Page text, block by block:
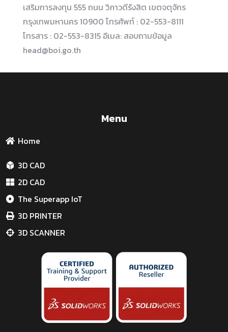
เสริมการลงทุน 555 ถนน วิภาวดีรังสิต เขตจตุจักร
กรุงเทพมหานคร 10900 โทรศัพท์ : 02-553-8111
โทรสาร : 02-553-8315 อีเมล: สอบถามข้อมูล
head@boi.go.th
Menu
Home
3D CAD
2D CAD
The Superapp IoT
3D PRINTER
3D SCANNER